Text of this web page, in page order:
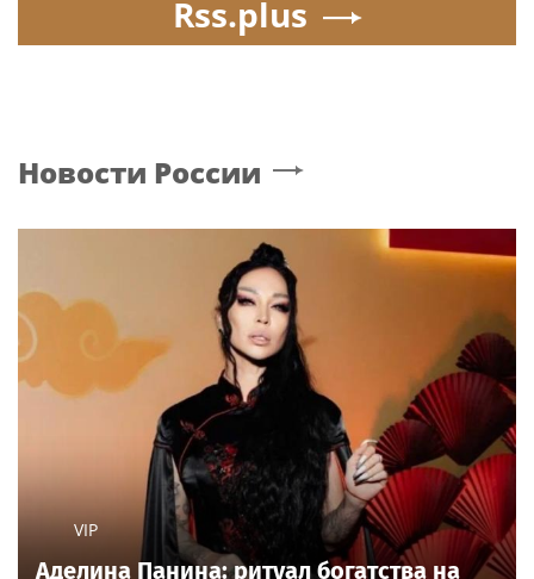
Rss.plus
Новости России
VIP
Аделина Панина: ритуал богатства на